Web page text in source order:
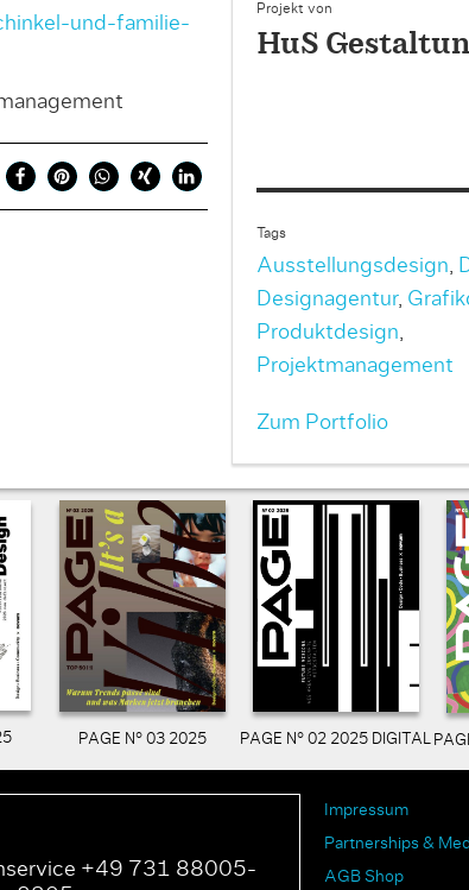
und-familie-
Projekt von
HuS
Tags
Ausstellungsdesign,
Designagentur,
Produktdesign,
Projektmanagement
Zum Portfolio
PAGE N° 03 2025 PAGE N° 02 2025 DIGITAL
+49 731 88005-
Impressum
Partnerships &
AGB Shop